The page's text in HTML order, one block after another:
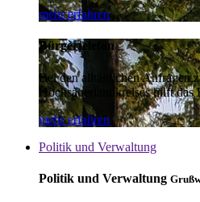
mehr erfahren
Bürgertelefon
Bei den alltäglichen Anfragen
Hochsauerlandkreises hilft das
mehr erfahren
Politik und Verwaltung
Politik und Verwaltung